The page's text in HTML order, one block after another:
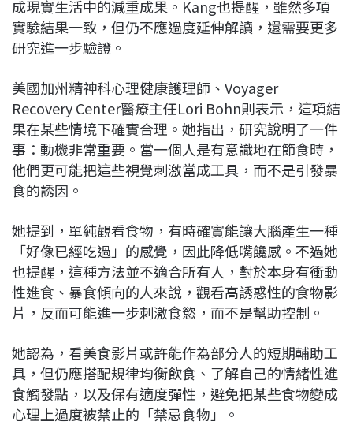
成現實生活中的減重成果。Kang也提醒，雖然多項
實驗結果一致，但仍不應過度延伸解讀，還需要更多
研究進一步驗證。
美國加州精神科心理健康護理師、Voyager
Recovery Center醫療主任Lori Bohn則表示，這項結
果在某些情境下確實合理。她指出，研究說明了一件
事：動機非常重要。當一個人是有意識地在節食時，
他們更可能把這些視覺刺激當成工具，而不是引發暴
食的誘因。
她提到，單純觀看食物，有時確實能讓大腦產生一種
「好像已經吃過」的感覺，因此降低嘴饞感。不過她
也提醒，這種方法並不適合所有人，對於本身有衝動
性進食、暴食傾向的人來說，觀看高誘惑性的食物影
片，反而可能進一步刺激食慾，而不是幫助控制。
她認為，看美食影片或許能作為部分人的短期輔助工
具，但仍應搭配規律均衡飲食、了解自己的情緒性進
食觸發點，以及保有適度彈性，避免把某些食物變成
心理上過度被禁止的「禁忌食物」。